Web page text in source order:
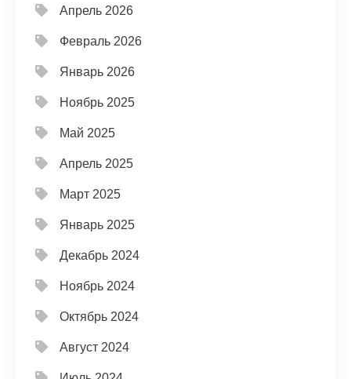
Апрель 2026
Февраль 2026
Январь 2026
Ноябрь 2025
Май 2025
Апрель 2025
Март 2025
Январь 2025
Декабрь 2024
Ноябрь 2024
Октябрь 2024
Август 2024